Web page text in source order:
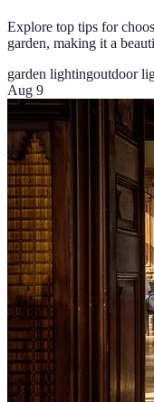
Explore top tips for
garden, making it a
garden lightingoutdoor
Aug 9